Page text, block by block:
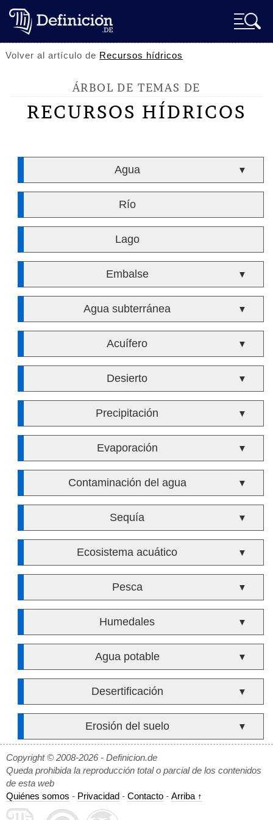
Volver al artículo de Recursos hídricos
ÁRBOL DE TEMAS DE
RECURSOS HÍDRICOS
Agua ▼
Río
Lago
Embalse ▼
Agua subterránea ▼
Acuífero ▼
Desierto ▼
Precipitación ▼
Evaporación ▼
Contaminación del agua ▼
Sequía ▼
Ecosistema acuático ▼
Pesca ▼
Humedales ▼
Agua potable ▼
Desertificación ▼
Erosión del suelo ▼
Copyright © 2008-2026 - Definicion.de
Queda prohibida la reproducción total o parcial de los contenidos
de esta web
Quiénes somos - Privacidad - Contacto - Arriba ↑